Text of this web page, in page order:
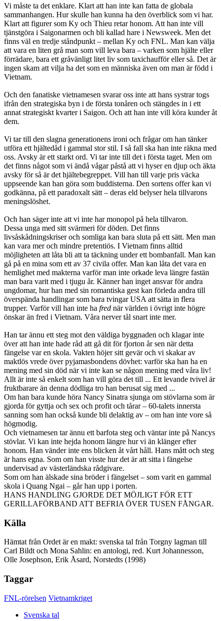
Vi måste ta det enklare. Klart att han inte kan fatta de globala
sammanhangen. Hur skulle han kunna ha den överblick som vi har.
Klart att figurer som Ky och Thieu retar honom. Att han inte vill
tjänstgöra i Saigonarmen och bli kallad hare i Newsweek. Men det
finns väl en tredje ståndpunkt – mellan Ky och FNL. Man kan välja
att vara en liten grå man som vill leva bara – varken som hjälte eller
förrädare, bara ett gråvänligt litet liv som taxichaufför eller så. Det är
ingen skam att vilja ha det som en människa även om man är född i
Vietnam.
Och den fanatiske vietnamesen svarar oss inte att hans systrar togs
ifrån den strategiska byn i de första tonåren och stängdes in i ett
annat strategiskt kvarter i Saigon. Och att han inte vill köra kunder åt
dem.
Vi tar till den slagna generationens ironi och frågar om han tänker
utföra ett hjältedåd i gammal stor stil. I så fall ska han inte räkna med
oss. Avsky är ett starkt ord. Vi tar inte till det i första taget. Men om
det finns något som vi ändå vågar påstå att vi hyser en djup och äkta
avsky för så är det hjältebegreppet. Vill han till varje pris väcka
uppseende kan han göra som buddisterna. Den sortens offer kan vi
godkänna, på ett paradoxalt sätt – deras eld belyser hela tillvarons
meningslöshet.
Och han säger inte att vi inte har monopol på hela tillvaron.
Dessa unga med sitt svärmeri för döden. Det finns
livsåskådningskriser och somliga kan bara sluta på ett sätt. Men man
kan vara mer och mindre pretentiös. I Vietnam finns alltid
möjligheten att låta bli att ta täckning under ett bombanfall. Man kan
gå på en mina som ett av 37 civila offer. Man kan låta det vara en
hemlighet med makterna varför man inte orkade leva längre fastän
man bara varit med i tjugu år. Känner han inget ansvar för andra
ungdomar, hur han med sin romantiska gest kan förleda andra till
överspända handlingar som bara tvingar USA att sätta in flera
trupper. Varför vill han inte ha fred när världen i övrigt inte högre
önskar än fred i Vietnam. Våra nerver tål snart inte mer.
Han tar ännu ett steg mot den väldiga byggnaden och klagar inte
över att han inte hade råd att gå dit för fjorton år sen när detta
fängelse var en skola. Vakten höjer sitt gevär och vi skakar av
maktlös vrede över pyjamasbondens dövhet: varför ska han ha en
mening med sin död när vi inte kan se någon mening med våra liv!
Allt är inte så enkelt som han vill göra det till ... Ett levande tvivel är
fruktbarare än denna dödliga tro han berusat sig med ...
Om han bara kunde höra Nancy Sinatra sjunga om stövlarna som är
gjorda för gyttja och sex och profit och tårar – 60-talets innersta
sanning som han också kunde bli delaktig av – om han inte vore så
högmodig.
Och vietnamesen tar ännu ett barfota steg och väntar inte på Nancys
stövlar. Vi kan inte hejda honom längre hur vi än klänger efter
honom. Han vänder inte ens blicken åt vårt håll. Hans mått och steg
är hans egna. Som om han visste hur det är att sitta i fängelse
undervisad av västerländska rådgivare.
Som om han älskade sina bröder i fängelset – som varit en gammal
skola i Quang Ngai – går han upp i porten.
HANS HANDLING GJORDE DET MÖJLIGT FÖR ETT
GERILLAFÖRBAND ATT BEFRIA ÖVER TUSEN FÅNGAR.
Källa
Hämtat från Ordet är en makt: svenska tal från Torgny lagman till
Carl Bildt och Mona Sahlin: en antologi, red. Kurt Johannesson,
Olle Josephson, Erik Åsard, Norstedts (1998)
Taggar
FNL-rörelsen Vietnamkriget
Svenska tal